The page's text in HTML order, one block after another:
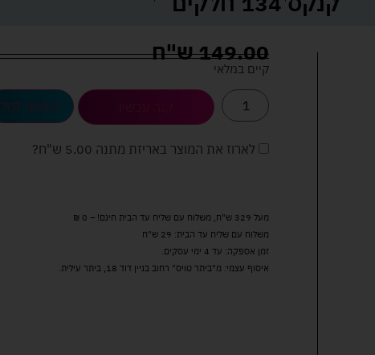
149.00ש"ח
קיים במלאי
הוספה לסל
לארוז את המוצר באריזת מתנה 5.00 ש"ח ?
מעל 329 ש"ח, משלוח עם שליח עד הבית חינם! – 0 ₪
משלוח עם שליח עד הבית: 29 ש"ח
זמן אספקה: עד 4 ימי עסקים.
איסוף עצמי: מ"ביתר טויס" רחוב בניין דוד 18, ביתר עילית.